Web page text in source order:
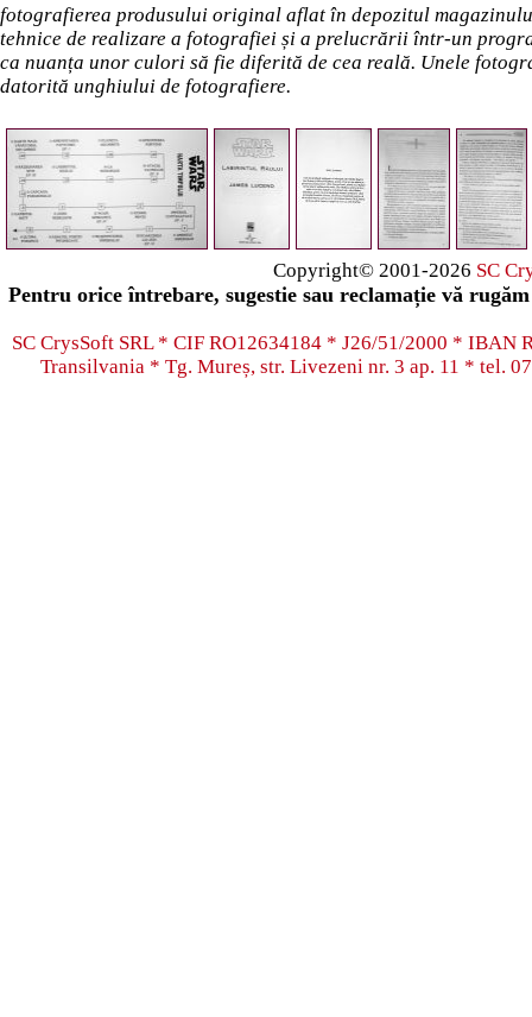
fotografierea produsului original aflat în depozitul
tehnice de realizare a fotografiei și a prelucrării într-un
ca nuanța unor culori să fie diferită de cea reală. Unele
datorită unghiului de fotografiere.
Copyright© 2001-2026 SC
Pentru orice întrebare, sugestie sau reclamație vă
SC CrysSoft SRL * CIF RO12634184 * J26/51/2000 * IBAN
Transilvania * Tg. Mureș, str. Livezeni nr. 3 ap. 11 * tel.